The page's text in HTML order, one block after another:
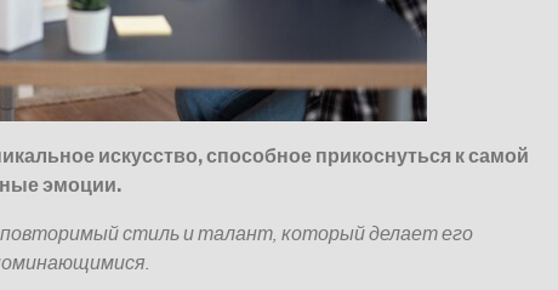
искусство, способное прикоснуться к самой
эмоции.
стиль и талант, который делает его